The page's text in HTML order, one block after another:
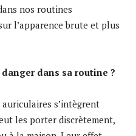
nos routines
l’apparence brute et plus
dans sa routine ?
s’intègrent
les porter discrètement,